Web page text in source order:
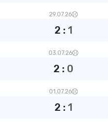
29.07.26
2 : 1
03.07.26
2 : 0
01.07.26
2 : 1